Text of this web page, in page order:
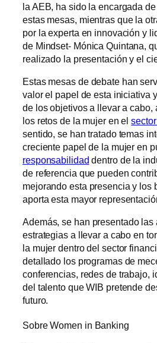
la AEB, ha sido la encargada
estas mesas, mientras que la
por la experta en innovación y
de Mindset- Mónica Quintana,
realizado la presentación y el
Estas mesas de debate han
valor el papel de esta iniciativa
de los objetivos a llevar a cabo,
los retos de la mujer en el
sentido, se han tratado temas
creciente papel de la mujer en
responsabilidad dentro de la
de referencia que pueden
mejorando esta presencia y los
aporta esta mayor
Además, se han presentado las
estrategias a llevar a cabo en
la mujer dentro del sector
detallado los programas de
conferencias, redes de trabajo,
del talento que WIB pretende
futuro.
Sobre Women in Banking